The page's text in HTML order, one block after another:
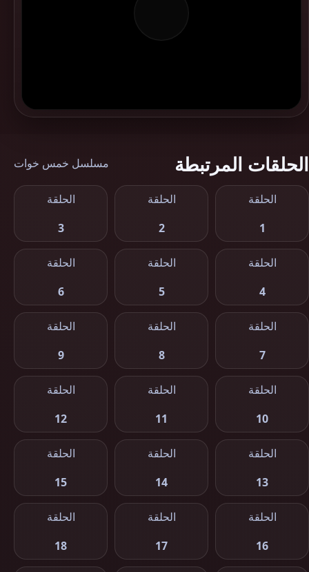
الحلقات المرتبطة مسلسل خمس خوات
الحلقة
1
الحلقة
2
الحلقة
3
الحلقة
4
الحلقة
5
الحلقة
6
الحلقة
7
الحلقة
8
الحلقة
9
الحلقة
10
الحلقة
11
الحلقة
12
الحلقة
13
الحلقة
14
الحلقة
15
الحلقة
16
الحلقة
17
الحلقة
18